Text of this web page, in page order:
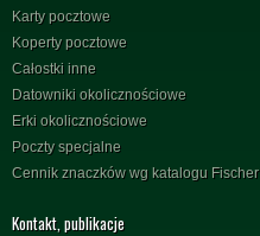
Karty pocztowe
Koperty pocztowe
Całostki inne
Datowniki okolicznościowe
Erki okolicznościowe
Poczty specjalne
Cennik znaczków wg katalogu Fischer
Kontakt, publikacje